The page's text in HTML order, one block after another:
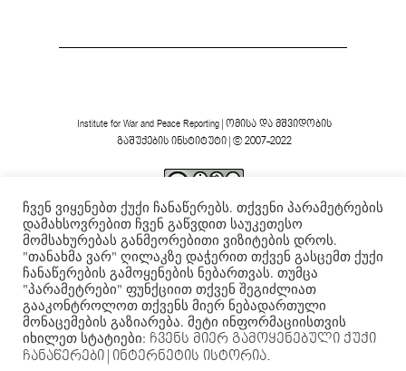
Institute for War and Peace Reporting| ომისა და მშვიდობის
გაშუქების ინსტიტუტი| © 2007-2022
ვებგვერდის ფორმა და შინაარსი დაცულიაCreative
Commons-ის არაკომერციული 4.0 საერთაშორისო
ლიცენზიის ფარგლებში.
ჩვენ ვიყენებთ ქუქი ჩანაწერებს. თქვენი პარამეტრების
დამახსოვრებით ჩვენ გაწვდით საუკეთესო
მომსახურებას განმეორებითი ვიზიტების დროს.
"თანახმა ვარ" ღილაკზე დაჭერით თქვენ გასცემთ ქუქი
ჩანაწერების გამოყენების ნებართვას. თუმცა
"პარამეტრები" ფუნქციით თქვენ შეგიძლიათ
გააკონტროლოთ თქვენს მიერ ნებადართული
მონაცემების გაზიარება. მეტი ინფორმაციისთვის
იხილეთ სტატიები: ჩვენს მიერ გამოყენებული ქუქი
ჩანაწერები | ინტერნეტის ისტორია.